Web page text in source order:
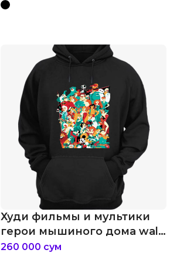
Худи фильмы и мультики
герои мышиного дома walt
disney
260 000 сум